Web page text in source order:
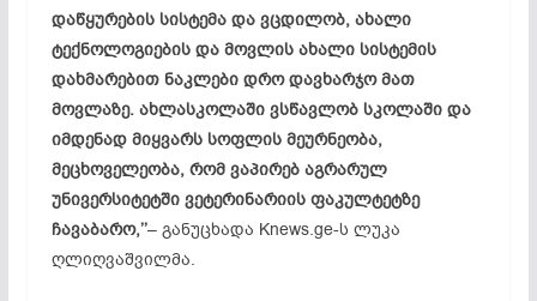
დაწყურების სისტემა და ვცდილობ, ახალი
ტექნოლოგიების და მოვლის ახალი სისტემის
დახმარებით ნაკლები დრო დავხარჯო მათ
მოვლაზე. ახლასკოლაში ვსწავლობ სკოლაში და
იმდენად მიყვარს სოფლის მეურნეობა,
მეცხოველეობა, რომ ვაპირებ აგრარულ
უნივერსიტეტში ვეტერინარიის ფაკულტეტზე
ჩავაბარო,’’– განუცხადა Knews.ge-ს ლუკა
ღლიღვაშვილმა.